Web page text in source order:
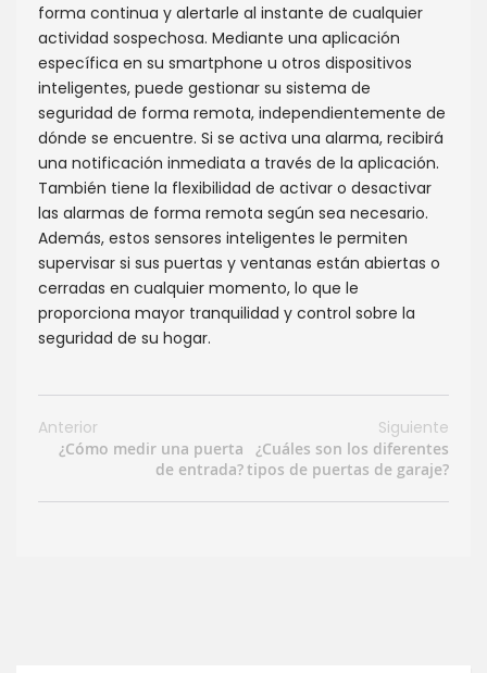
forma continua y alertarle al instante de cualquier
actividad sospechosa. Mediante una aplicación
específica en su smartphone u otros dispositivos
inteligentes, puede gestionar su sistema de
seguridad de forma remota, independientemente de
dónde se encuentre. Si se activa una alarma, recibirá
una notificación inmediata a través de la aplicación.
También tiene la flexibilidad de activar o desactivar
las alarmas de forma remota según sea necesario.
Además, estos sensores inteligentes le permiten
supervisar si sus puertas y ventanas están abiertas o
cerradas en cualquier momento, lo que le
proporciona mayor tranquilidad y control sobre la
seguridad de su hogar.
Anterior
¿Cómo medir una puerta
de entrada?
Siguiente
¿Cuáles son los diferentes
tipos de puertas de garaje?